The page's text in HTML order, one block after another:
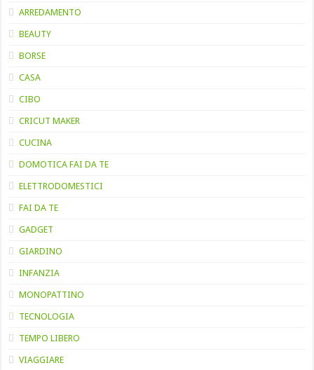
ARREDAMENTO
BEAUTY
BORSE
CASA
CIBO
CRICUT MAKER
CUCINA
DOMOTICA FAI DA TE
ELETTRODOMESTICI
FAI DA TE
GADGET
GIARDINO
INFANZIA
MONOPATTINO
TECNOLOGIA
TEMPO LIBERO
VIAGGIARE